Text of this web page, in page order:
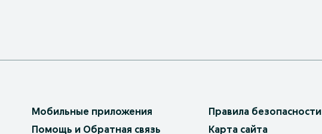
Мобильные приложения
Помощь и Обратная связь
Правила безопасности
Карта сайта